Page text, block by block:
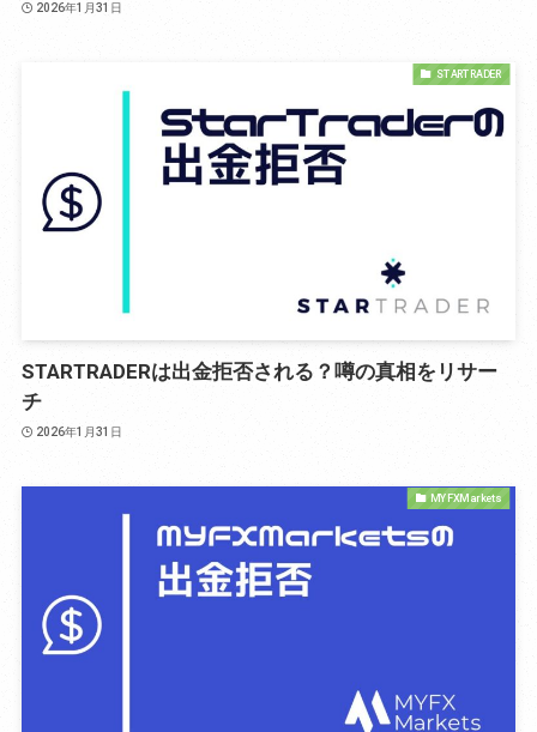
2026年1月31日
STARTRADER
STARTRADERは出金拒否される？噂の真相をリサー
チ
2026年1月31日
MYFXMarkets